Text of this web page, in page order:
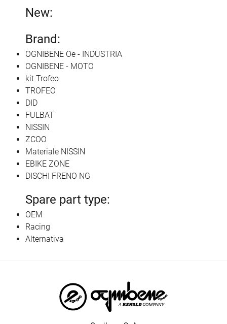
New:
Brand:
OGNIBENE Oe - INDUSTRIA
OGNIBENE - MOTO
kit Trofeo
TROFEO
DID
FULBAT
NISSIN
ZCOO
Materiale NISSIN
EBIKE ZONE
DISCHI FRENO NG
Spare part type:
OEM
Racing
Alternativa